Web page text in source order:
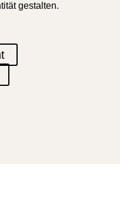
gestalten.